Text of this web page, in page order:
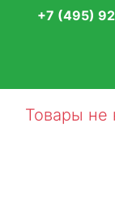
+7 (495)
Товары не